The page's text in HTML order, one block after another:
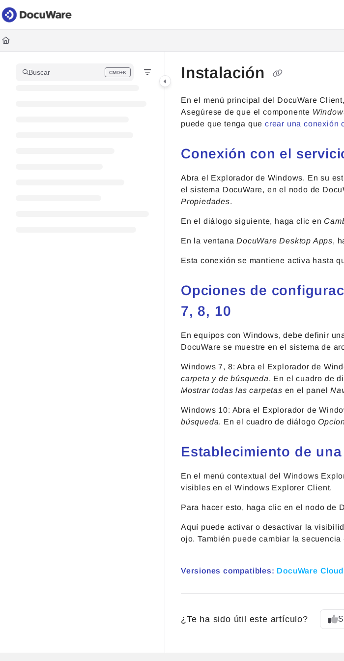
Documentation Index
Fetch the complete documentation index at:
Use this file to discover all available pages before exploring further.
Buscar CMD+K
Press CMD+K to open search Instalación
En el menú principal del DocuWare
Asegúrese de que el componente
puede que tenga quecrear una conexión
Conexión con el
Abra el Explorador de Windows. En su
el sistema DocuWare, en el nodo de
Propiedades.
En el diálogo siguiente, haga clic en
En la ventanaDocuWare Desktop Apps,
Esta conexión se mantiene activa hasta
Opciones de
7, 8, 10
En equipos con Windows, debe definir
DocuWare se muestre en el sistema de
Windows 7, 8: Abra el Explorador de
carpeta y de búsqueda. En el cuadro de
Mostrar todas las carpetas en el panel
Windows 10: Abra el Explorador de
búsqueda. En el cuadro de diálogo
Establecimiento de
En el menú contextual del Windows
visibles en el Windows Explorer Client.
Para hacer esto, haga clic en el nodo de
Aquí puede activar o desactivar la
ojo. También puede cambiar la
Versiones compatibles: DocuWare
¿Te ha sido útil este artículo?